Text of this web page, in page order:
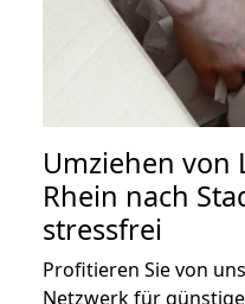
Umziehen von
Rhein nach
stressfrei
Profitieren Sie von
Netzwerk für